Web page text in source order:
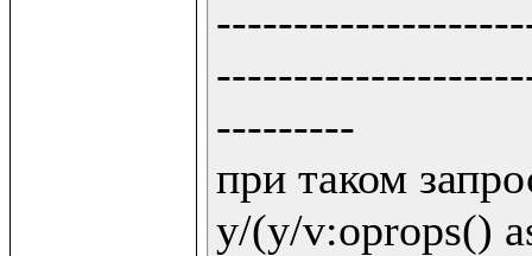
---------
при таком
y/(y/v:oprops()